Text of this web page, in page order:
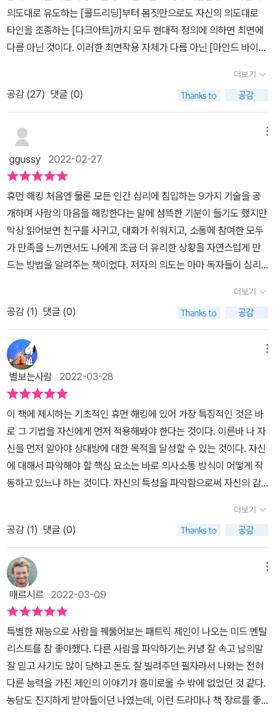
휴먼 해킹은 강력한 “초능력”과 같다. 저자는 누구나 이 초능력을 발
휘할 수 있는 9가지 기술을 차근차근 소개한다. 이 책은 심리학, 설득
을 위한 고급 기술, FBI가 활용하는 행동심리학, 디스크(DISC)와 같
은 소통 유형 분석법 등의 전문 지식을 일상에서 활용할 수 있도록 구
성되어 있다. 저자가 직접 경험한 사례들과 일상에서 만날 법한 예시
들은 흥미를 더하며, 기술을 직접 연마할 수 있도록 간단한 과제와 연
원리들을 다룬다. 제1장에서는 휴먼 해킹을 본격적으로 배우기 전에
자기 자신을 해킹하는 방법을 알려준다. 먼저 자신을 잘 알아야 다른
사람도 잘 파악할 수 있다. 이를 위해서, 주로 소통하는 방법을 주도
형, 사교형, 안정형, 신중형 등 4가지로 분류하는 디스크 분석법을 소
개한다. 제2장에서는 원하는 것을 매끄럽게 얻을 수 있도록 그럴듯한
상황과 역할을 설정하는 “밑밥 깔기”의 기술을 알려준다. 제3장에서
는 밑밥 깔기의 기술에서 더욱 나아가, 상대방과 라포르(친밀한 관계)
를 형성하는 방법들을 제시한다. 예를 들어 소중한 사람과 갈등을 겪
을 때 ‘섬세하고 사려 깊은 친구’라는 밑밥(역할)을 선택하고 ‘갈등을
면, 더욱 손쉽게 관계를 회복할 수 있을 것이다. 제4-6장에서는 휴먼
해킹의 구체적인 방법들을 소개한다. 제4장에서는 다른 사람에게 영
향력을 행사하여 소통을 원하는 방향으로 유도하는 방법들을 알려준
다. 7가지의 영향력 원리를 터득하면 상대방으로부터 긍정적인 답변
을 얻어낼 가능성이 비약적으로 커진다. 제5장에서는 더욱 특수한 영
향력을 발휘하여, 사람들이 숨기고 있던 비밀을 털어놓게 하는 도출
방법을 소개한다. 제6장에서는 이러한 방법들이 악용된 조종 기법을
면밀하게 살펴본다. 가스라이팅 등으로 남을 은밀히 조종하려는 사람
을 어떻게 알아채는지, 그리고 이에 어떻게 방어해야 할지를 알려준
다. 제7-9장에서는 더욱 완벽한 휴먼 해킹을 위한 기술들을 다룬다.
제7장에서는 소통 과정에서 놓치기 쉽지만 매우 중요한 비언어적 소
통 방식을 소개한다. 상대방의 몸짓언어를 정확하게 해석하면 그의
심리나 정신을 해킹하는 데에 큰 도움이 된다. 제8장에서는 효과적인
에서는 취업 면접 등 중요한 대화를 앞두었을 때 이를 치밀하게 준비
하는 10가지 단계를 소개한다. 이 책에서 몇 번이고 강조하는 것은 바
로 ‘공감’이다. 저자는 상대방에게 집중하여 공감을 이끌어내는 것이
휴먼 해킹의 밑바탕이 되어야 한다고 강조한다. 휴먼 해킹을 올바르
게 이용하면, 자신에 대해서 깊이 이해할 수 있고 주변 사람들은 도움
을 제공함으로써 더욱 행복해지며 삶과 인간관계를 쉽게 개선할 수
있다. 그리고 더 나아가 모두에게 더 안전하고 더 좋은 세상을 만들 수
있다.
의도대로 유도하는 [콜드리딩]부터 몸짓만으로도 자신의 의도대로
타인을 조종하는 [다크아트]까지 모두 현대적 정의에 의하면 최면에
다름 아닌 것이다. 이러한 최면작용 자체가 다름 아닌 [마인드 바이러
든 방면의 [마인드 바이러스]에는 화이트햇이 필요하지 않나 싶다. 본
서는 휴먼해킹이라는 제목을 갖는 것부터가 타인을 자신의 의도대로
생각하고 행동하게 하려는 가스라이팅이나 심리적인 크랙커의 마인
드 해킹을 논하는 책 같다고 생각했다. 어떤 분들은 이런 프로그래밍
이(최면상태가 아닌 각성 상태에서의 프로그래밍만으로) 살인과 여
성의 성매매(여성이 자기의사로 하는 성매도)까지도 유도할 수 있다
는 강력한 경고를 하고 있다. 일련의 최면들이 최면제안(최면 암시)은
그저 제안일뿐 행위는 자신의 의지로 제어할 수 있다고 말하지만 실
제로는 비판적 사고(심리적 검열) 회로만 우회한다면 무슨 짓이던 하
게 만들 수 있는 것이다.그래서 더욱더 이러한 휴먼해킹들에 거부감
이 생기고 대응할 방법이 있어야 한다고 생각한다. 가벼이 그저 타인
에게 유효한 말과 행동들을 배우고자 이 책을 선택하는 분들도 있겠
지만 저는 휴먼해킹의 위험성에 경각심을 갖고 그에 대항할 수 있는
내용을 직접 언급하기 전에 제가 겪은 사회공학적 시도 중 제가 방어
가능했던 일화 하나를 이야기 해보고자 한다. ---전화통화: 약간의 의
례적인 대화 이후:사회공학자 추정님: 저는 더 깊은 의미를 찾기위해
저 자신에 대해 사람에 대해 더 알고자 ***프로그램을 수료했습니
다. **님은 어떻게 ***프로그램에 관심을 갖게 되신 건가요? 나: 저
역시 저 자신을 알고 싶어서 사람의 심리가 더 궁금해져서 ***프로
그램의 ** ****와 *** **라는 책을 읽다가 ***프로그램에 대한
관심을 갖게 됐습니다. 사회공학자 추정님: 제가 **님의 감상에 도움
이 되시라고 **카드와 ***카드를 함께 보냈는데 받으셨나요? 나:
회공학자 추정님: **님 과 같이 ***프로그램에 관심이 깊으신 분들
을 위해 얼마 후면 ***프로그램의 *****가 시작되는데 그때 연락
드려도 될까요? 나: 아. 그렇군요. 감사합니다만 그 시즌 쯤에 시간이
난다면 제가 연락을 드리겠습니다. 사회공학자 추정님: 혹시 ***프
로그램을 이전에 수료하신 적이 있는 건 아니신가요?...이하 생략
...... 사회공학을 내세우는 것이 아닌 영성 프로그램을 전파하는 단체
의 소책자를 예스24 중고판매자님을 통해 구입하게 되었다. 당시 그
책은 중고 판매 정식 루트로 올라있는 것이 아닌데 그 영성프로그램
에 관심이 이전부터 있었기에 내용이 궁금해 구매해 보게 되었다. 중
고 매매시에 판매자에게 구매자의 연락처가 공개되기에 판매자님의
전화를 받게 되었고 위와 같은 대화가 오가게 되었다. 이 대화에서는
휴먼해킹에서 언급된 상당부분의 테크닉이 적용되어 있다.사회공학
더보기
공감 (27) 댓글 (0)
ggussy 2022-02-27
휴먼 해킹 처음엔 물론 모든 인간 심리에 침입하는 9가지 기술을 공
개하며 사람의 마음을 해킹한다는 말에 섬뜩한 기분이 들기도 했지만
막상 읽어보면 친구를 사귀고, 대화가 쉬워지고, 소통에 참여한 모두
가 만족을 느끼면서도 나에게 조금 더 유리한 상황을 자연스럽게 만
드는 방법을 알려주는 책이었다. 저자의 의도는 아마 독자들이 심리
들며 재밌게 풀어내보고 싶었던 것 같다. 그래서 책을 펼쳐들자마자
경고문이 있고 서약서가 나온다. 이 책에 실린 기법들은 유례를 찾을
수 없을 정도로 강력해서 이 기법들을 공개하는 것은 당신이 악한 목
적이 아니라 선한 목적으로 이것들을 쓰리라고 믿기 때문이라고 한
다. 그래서 나는 이기적이고 일방적인 이익을 위해서 사람들을 조종
하는 데에 이 기술들을 이용하지 않을 것임을 엄숙하게 맹세한다고
서약을 해야 했다^^ 실제 세계적인 보안 전문가이자 화이트 해커이기
도 한 저자는 마치 해커가 서버에 침투하듯이 인간의 심리와 정신을
꿰뚫어서 원하는 것을 손쉽게 얻는 놀라운 기술을 독자들과 공유한
다. 휴먼 해킹은 직장에서 승진하고자 할 때, 사람들의 진짜 속내를 알
고 싶을 때, 인간관계를 더욱 발전시키고 싶을 때 등 어떤 상황에서든
지 꺼내 쓸 수 있는 은밀한 무기이다. 주로 심리학, 설득을 위한 고급
기술, FBI가 활용하는 행동심리학, 디스크(DISC)와 같은 소통 유형
분석법 등의 전문 지식을 일상에서 활용할 수 있도록 구성했고 간단
아홉가지 기술을 아홉개의 챕터에 배정해서 설명한다. 자신을 알라,
그래야 남을 알 수 있다부터 되어야 하는 사람이 되어라, 방법을 확실
히 정하라, 도와주고 싶은 사람이 되어라, 이야기하고 싶은 사람이 되
어라, 악행을 중단시켜라, 몸으로 말하라, 연출을 다듬어라, 기법들을
종합하라로 이어지며 휴먼 해킹의 기본적인 원리들과 휴먼 해킹의 구
체적인 방법, 그리고 더욱 완벽한 휴먼 해킹을 위한 기술들을 소개한
다.개인적으로는 주도형, 사교형, 안정형, 신중형 등 4가지로 분류하
는 디스크 분석법이 인상적이었고 밑밥 깔기의 기술과 특수한 영향력
을 발휘하여, 사람들이 숨기고 있던 비밀을 털어놓게 하는 도출 방법,
더보기
공감 (1) 댓글 (0)
별보는사람 2022-03-28
이 책에 제시하는 기초적인 휴먼 해킹에 있어 가장 특징적인 것은 바
로 그 기법을 자신에게 먼저 적용해봐야 한다는 것이다. 이른바 나 자
신을 먼저 알아야 상대방에 대한 목적을 달성할 수 있는 것이다. 자신
에 대해서 파악해야 할 핵심 요소는 바로 의사소통 방식이 어떻게 작
동하고 있느냐 하는 것이다. 자신의 특성을 파악함으로써 자신의 감
신을 파악하는 것은 상대로부터 얻고자 하는 과제의 성공을 위한 기
본적 전제에 해당할 뿐이다. 왜냐하면 자신의 의사소통 성향을 능숙
하게 다룬다는 것은 타인으로부터 무언가를 얻어내기 위한 휴먼 해킹
을 수행하는 과정에서 상대에 대한 적절한 이해와 전략 수립을 위한
필수 요소이기 때문이다. 요컨대 자신과 상대방 모두에 대한 균형잡
힌 분석이 요구되지만 중요도를 따지자면 상대방의 관점을 이해하는
데 더 무게 중심이 실리는 출발점으로서 자신에 대한 이해가 선행되
어야 함을 말해준다.따라서 상대방을 파악하기 위한 가장 중요한 전
략은 ‘능동적으로 경청하기’가 된다. 휴먼 해킹의 기반이 되는 자신과
남에 대한 의사소통 유형 파악에 있어 경청하기 없이 다음 단계로 넘
어가는 것은 불가능하기 때문이다. 그래서 의사소통 분석법을 철저히
연습하는 과정이 필요한 것이다. 이쯤되면 떠오르는 책이 바로 데일
더보기
공감 (1) 댓글 (0)
매르시르 2022-03-09
특별한 재능으로 사람을 꿰뚫어보는 패트릭 제인이 나오는 미드 멘탈
리스트를 참 좋아했다. 다른 사람을 파악하기는 커녕 잘 속고 남의말
잘 믿고 사기도 많이 당하고 돈도 잘 빌려주던 필자라서 나와는 전혀
다른 능력을 가진 제인의 이야기가 흥미로울 수 밖에 없었던 것 같다.
농담도 진지하게 받아들이던 나였는데, 이런 드라마나 책 장르를 좋